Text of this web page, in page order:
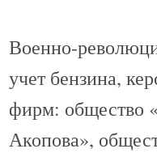
Военно-
учет бензина,
фирм: общество
Акопова»,